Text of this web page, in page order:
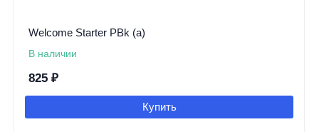
Welcome Starter PBk (a)
В наличии
825 ₽
Купить